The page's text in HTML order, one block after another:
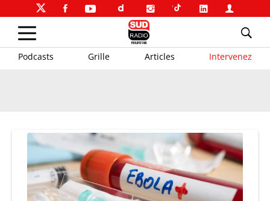
Podcasts Grille Articles Intervenez